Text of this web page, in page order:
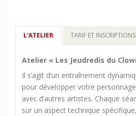
L'ATELIER TARIF ET INSCRIPTIONS
Atelier « Les Jeudredis du
Il s’agit d’un entraînement
pour développer votre
avec d’autres artistes. Chaque
sur un aspect technique